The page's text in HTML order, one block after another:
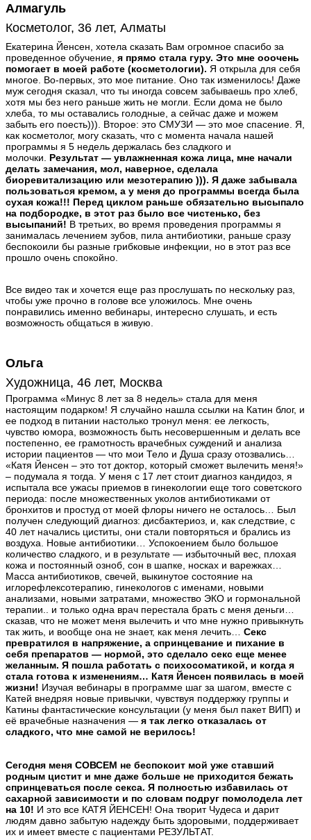
Алмагуль
Косметолог, 36 лет, Алматы
Екатерина Йенсен, хотела сказать Вам огромное спасибо за
проведенное обучение, я прямо стала гуру. Это мне ооочень
помогает в моей работе (косметологии). Я открыла для себя
многое. Во-первых, это мое питание. Оно так изменилось! Даже
муж сегодня сказал, что ты иногда совсем забываешь про хлеб,
хотя мы без него раньше жить не могли. Если дома не было
хлеба, то мы оставались голодные, а сейчас даже и можем
забыть его поесть))). Второе: это СМУЗИ — это мое спасение. Я,
как косметолог, могу сказать, что с момента начала нашей
программы я 5 недель держалась без сладкого и
молочки. Результат — увлажненная кожа лица, мне начали
делать замечания, мол, наверное, сделала
биоревитализацию или мезотерапию ))). Я даже забывала
пользоваться кремом, а у меня до программы всегда была
сухая кожа!!! Перед циклом раньше обязательно высыпало
на подбородке, в этот раз было все чистенько, без
высыпаний! В третьих, во время проведения программы я
занималась лечением зубов, пила антибиотики, раньше сразу
беспокоили бы разные грибковые инфекции, но в этот раз все
прошло очень спокойно.
Все видео так и хочется еще раз прослушать по нескольку раз,
чтобы уже прочно в голове все уложилось. Мне очень
понравились именно вебинары, интересно слушать, и есть
возможность общаться в живую.
Ольга
Художница, 46 лет, Москва
Программа «Минус 8 лет за 8 недель» стала для меня
настоящим подарком! Я случайно нашла ссылки на Катин блог, и
ее подход в питании настолько тронул меня: ее легкость,
чувство юмора, возможность быть несовершенным и делать все
постепенно, ее грамотность врачебных суждений и анализа
истории пациентов — что мои Тело и Душа сразу отозвались…
«Катя Йенсен – это тот доктор, который сможет вылечить меня!»
– подумала я тогда. У меня с 17 лет стоит диагноз кандидоз, я
испытала все ужасы приемов в гинекологии еще того советского
периода: после множественных уколов антибиотиками от
бронхитов и простуд от моей флоры ничего не осталось… Был
получен следующий диагноз: дисбактериоз, и, как следствие, с
40 лет начались циститы, они стали повторяться и брались из
воздуха. Новые антибиотики… Успокоением было большое
количество сладкого, и в результате — избыточный вес, плохая
кожа и постоянный озноб, сон в шапке, носках и варежках…
Масса антибиотиков, свечей, выкинутое состояние на
иглорефлексотерапию, гинекологов с именами, новыми
анализами, новыми затратами, множество ЭКО и гормональной
терапии.. и только одна врач перестала брать с меня деньги…
сказав, что не может меня вылечить и что мне нужно привыкнуть
так жить, и вообще она не знает, как меня лечить… Секс
превратился в напряжение, а спринцевание и пихание в
себя препаратов — нормой, это сделало секс еще менее
желанным. Я пошла работать с психосоматикой, и когда я
стала готова к изменениям… Катя Йенсен появилась в моей
жизни! Изучая вебинары в программе шаг за шагом, вместе с
Катей внедряя новые привычки, чувствуя поддержку группы и
Катины фантастические консультации (у меня был пакет ВИП) и
её врачебные назначения — я так легко отказалась от
сладкого, что мне самой не верилось!
Сегодня меня СОВСЕМ не беспокоит мой уже ставший
родным цистит и мне даже больше не приходится бежать
спринцеваться после секса. Я полностью избавилась от
сахарной зависимости и по словам подруг помолодела лет
на 10! И это все КАТЯ ЙЕНСЕН! Она творит Чудеса и дарит
людям давно забытую надежду быть здоровыми, поддерживает
их и имеет вместе с пациентами РЕЗУЛЬТАТ.